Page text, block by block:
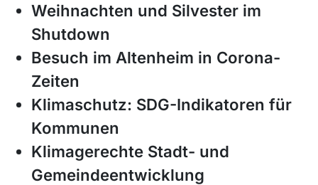
Weihnachten und Silvester im
Shutdown
Besuch im Altenheim in Corona-
Zeiten
Klimaschutz: SDG-Indikatoren für
Kommunen
Klimagerechte Stadt- und
Gemeindeentwicklung